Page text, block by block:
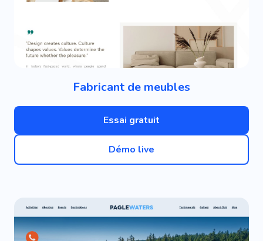
Fabricant de meubles
Essai gratuit
Démo live